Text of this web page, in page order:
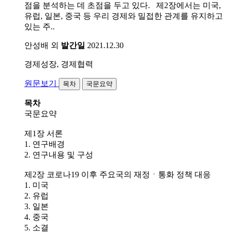
점을 분석하는 데 초점을 두고 있다. 제2장에서는 미국,
유럽, 일본, 중국 등 우리 경제와 밀접한 관계를 유지하고
있는 주..
안성배 외 발간일 2021.12.30
경제성장, 경제협력
원문보기 목차 국문요약
목차
국문요약
제1장 서론
1. 연구배경
2. 연구내용 및 구성
제2장 코로나19 이후 주요국의 재정ㆍ통화 정책 대응
1. 미국
2. 유럽
3. 일본
4. 중국
5. 소결